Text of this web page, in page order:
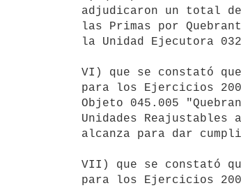
adjudicaron un total de
las Primas por
la Unidad Ejecutora
VI) que se constató
para los Ejercicios
Objeto 045.005
Unidades
alcanza para dar
VII) que se constató
para los Ejercicios